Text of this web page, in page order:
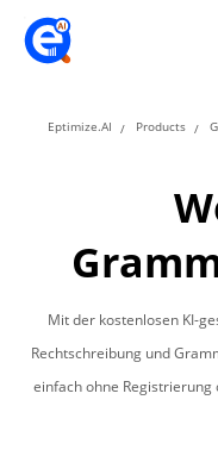
Eptimize.AI Products
Mit der kostenlosen KI-
Rechtschreibung und
einfach ohne